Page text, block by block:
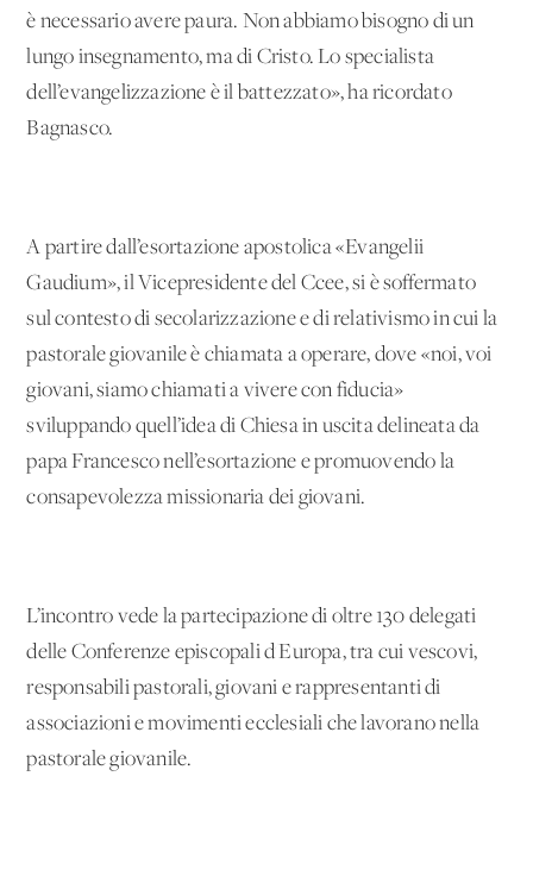
è necessario avere paura. Non abbiamo bisogno di un
lungo insegnamento, ma di Cristo. Lo specialista
dell’evangelizzazione è il battezzato», ha ricordato
Bagnasco.
A partire dall’esortazione apostolica «Evangelii
Gaudium», il Vicepresidente del Ccee, si è soffermato
sul contesto di secolarizzazione e di relativismo in cui la
pastorale giovanile è chiamata a operare, dove «noi, voi
giovani, siamo chiamati a vivere con fiducia»
sviluppando quell’idea di Chiesa in uscita delineata da
papa Francesco nell’esortazione e promuovendo la
consapevolezza missionaria dei giovani.
L’incontro vede la partecipazione di oltre 130 delegati
delle Conferenze episcopali d'Europa, tra cui vescovi,
responsabili pastorali, giovani e rappresentanti di
associazioni e movimenti ecclesiali che lavorano nella
pastorale giovanile.